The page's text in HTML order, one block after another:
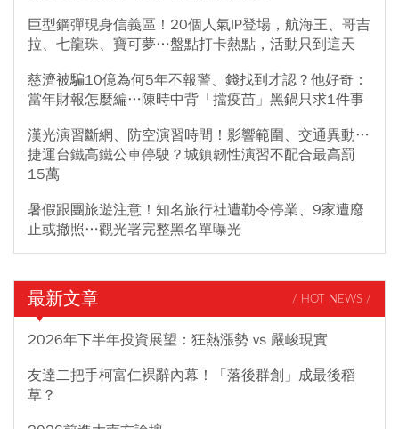
巨型鋼彈現身信義區！20個人氣IP登場，航海王、哥吉
拉、七龍珠、寶可夢…盤點打卡熱點，活動只到這天
慈濟被騙10億為何5年不報警、錢找到才認？他好奇：
當年財報怎麼編…陳時中背「擋疫苗」黑鍋只求1件事
漢光演習斷網、防空演習時間！影響範圍、交通異動…
捷運台鐵高鐵公車停駛？城鎮韌性演習不配合最高罰
15萬
暑假跟團旅遊注意！知名旅行社遭勒令停業、9家遭廢
止或撤照…觀光署完整黑名單曝光
最新文章 / HOT NEWS /
2026年下半年投資展望：狂熱漲勢 vs 嚴峻現實
友達二把手柯富仁裸辭內幕！「落後群創」成最後稻
草？